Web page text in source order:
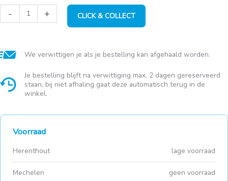
-
Traktor
Axos
aantal
+ CLICK & COLLECT
We verwittigen je als je bestelling kan afgehaald worden.
Je bestelling blijft na verwittiging max. 2 dagen gereserveerd
staan, bij niet afhaling gaat deze automatisch terug in de
winkel.
Voorraad
Herenthout lage voorraad
Mechelen geen voorraad